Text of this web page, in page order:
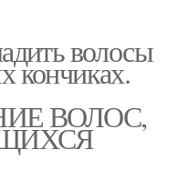
волосы
кончиках.
ВОЛОС,